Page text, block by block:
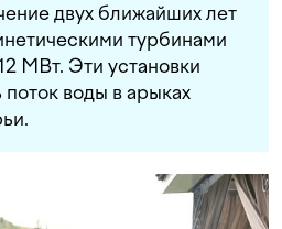
двух ближайших лет
турбинами
МВт. Эти установки
поток воды в арыках